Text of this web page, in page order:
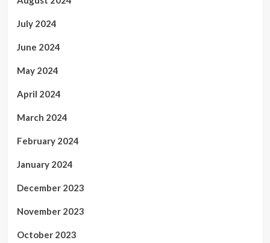
July 2024
June 2024
May 2024
April 2024
March 2024
February 2024
January 2024
December 2023
November 2023
October 2023